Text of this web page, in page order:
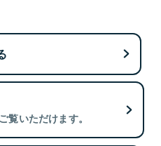
覧いただけます。